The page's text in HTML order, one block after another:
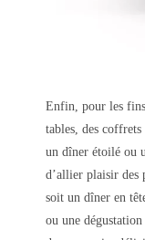
Enfin, pour les fins
tables, des
un dîner étoilé ou
d’allier plaisir des
soit un dîner en
ou une